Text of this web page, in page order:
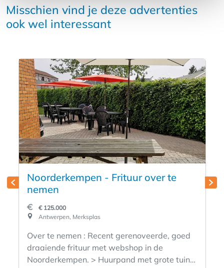
Misschien vind je deze advertenties
ook wel interessant
Noorderkempen - Frituur over te
nemen
€ 125.000
Antwerpen, Merksplas
Over te nemen : Recent gerenoveerde, goed
draaiende frituur met webshop in de
Noorderkempen. > Huurpand met grote tuin